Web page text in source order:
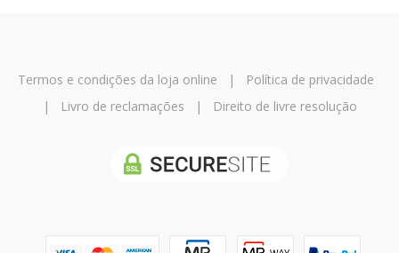
Termos e condições da loja online |
Política de privacidade
|
Livro de reclamações | Direito de livre resolução